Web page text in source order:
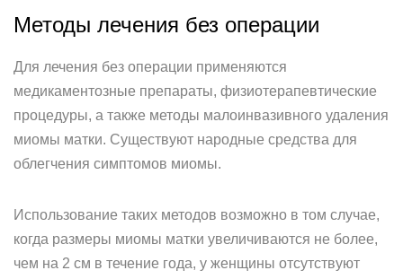
Методы лечения без операции
Для лечения без операции применяются
медикаментозные препараты, физиотерапевтические
процедуры, а также методы малоинвазивного удаления
миомы матки. Существуют народные средства для
облегчения симптомов миомы.
Использование таких методов возможно в том случае,
когда размеры миомы матки увеличиваются не более,
чем на 2 см в течение года, у женщины отсутствуют